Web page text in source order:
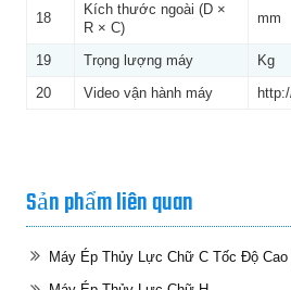
18
Kích thước ngoài (D ×
R × C)
mm
19 Trọng lượng máy Kg
20
Video vận hành máy
Sản phẩm liên quan
Máy Ép Thủy Lực Chữ C Tốc Độ